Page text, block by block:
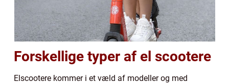
Forskellige typer af el scootere
Elscootere kommer i et væld af modeller og med